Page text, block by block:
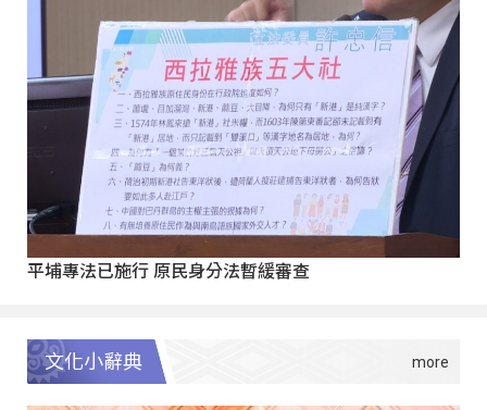
平埔專法已施行 原民身分法暫緩審查
文化小辭典